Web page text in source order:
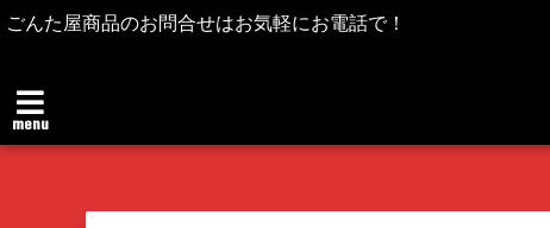
ごんた屋商品のお問合せはお気軽にお電話で！
menu